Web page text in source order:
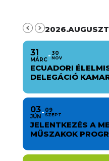
31
MÁRC
30
NOV
ECUADORI
DELEGÁCIÓ
03
JÚN
09
SZEPT
JELENTKEZÉS A
MŰSZAKOK